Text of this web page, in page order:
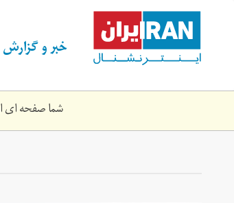
content خبر و گزارش
شما صفحه ای